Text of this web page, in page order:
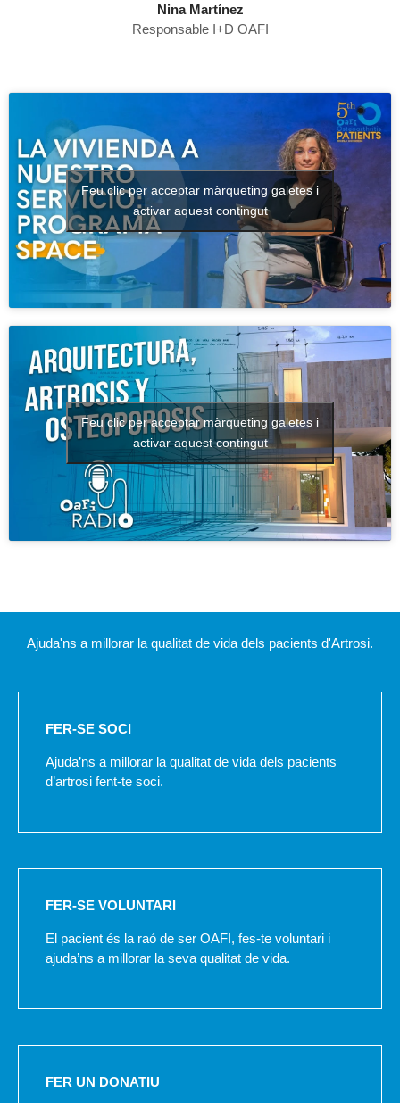
Nina Martínez
Responsable I+D OAFI
Feu clic per acceptar màrqueting galetes i
activar aquest contingut
Feu clic per acceptar màrqueting galetes i
activar aquest contingut
Ajuda'ns a millorar la qualitat de vida dels pacients d'Artrosi.
FER-SE SOCI
Ajuda’ns a millorar la qualitat de vida dels pacients
d’artrosi fent-te soci.
FER-SE VOLUNTARI
El pacient és la raó de ser OAFI, fes-te voluntari i
ajuda’ns a millorar la seva qualitat de vida.
FER UN DONATIU